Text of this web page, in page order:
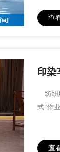
查
印染
纺织
式”作
查